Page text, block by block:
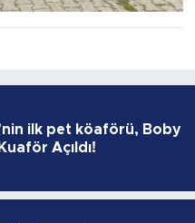
ilk pet köaförü, Boby
Açıldı!